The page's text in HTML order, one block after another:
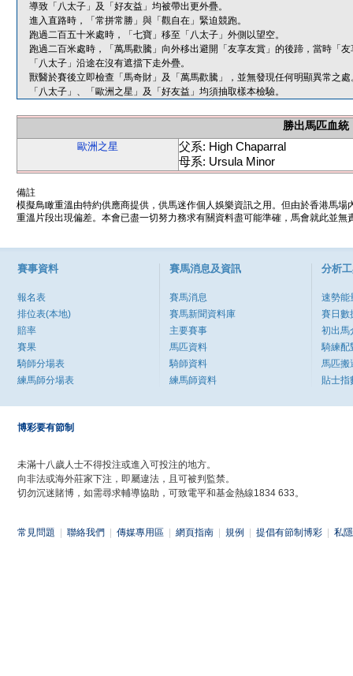
導致「八太子」及「好友益」均被帶出更外疊。
進入直路時，「常拼常勝」與「觀自在」緊迫競跑。
跑過二百五十米處時，「七寶」移至「八太子」外側以望空。
跑過二百米處時，「萬馬歡騰」向外移出避開「友享友賞」的後蹄，當時「
「八太子」沿途在沒有遮擋下走外疊。
獸醫於賽後立即檢查「馬奇財」及「萬馬歡騰」，並無發現任何明顯異常之處
「八太子」、「歐洲之星」及「好友益」均須抽取樣本檢驗。
勝出馬匹血統
歐洲之星
父系: High Chaparral
母系: Ursula Minor
備註
模擬鳥瞰重溫由特約供應商提供，供馬迷作個人娛樂資訊之用。但由於香港馬
重溫片段出現偏差。本會已盡一切努力務求有關資料盡可能準確，馬會就此並
賽事資料
報名表
排位表(本地)
賠率
賽果
騎師分場表
練馬師分場表
賽馬消息及資訊
賽馬消息
賽馬新聞資料庫
主要賽事
馬匹資料
騎師資料
練馬師資料
分析
速勢能
賽日數
初出馬
騎練配
馬匹搬
貼士指
博彩要有節制
未滿十八歲人士不得投注或進入可投注的地方。
向非法或海外莊家下注，即屬違法，且可被判監禁。
切勿沉迷賭博，如需尋求輔導協助，可致電平和基金熱線1834 633。
常見問題 聯絡我們 傳媒專用區 網頁指南 規例 提倡有節制博彩 私